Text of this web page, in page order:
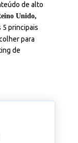
de alto
Unido,
5 principais
para
de